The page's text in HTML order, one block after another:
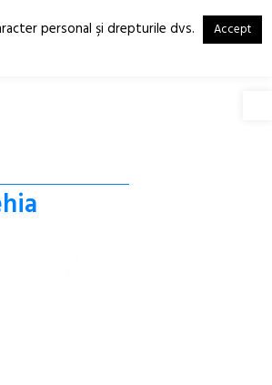
RO
EN
personal şi drepturile dvs. Accept